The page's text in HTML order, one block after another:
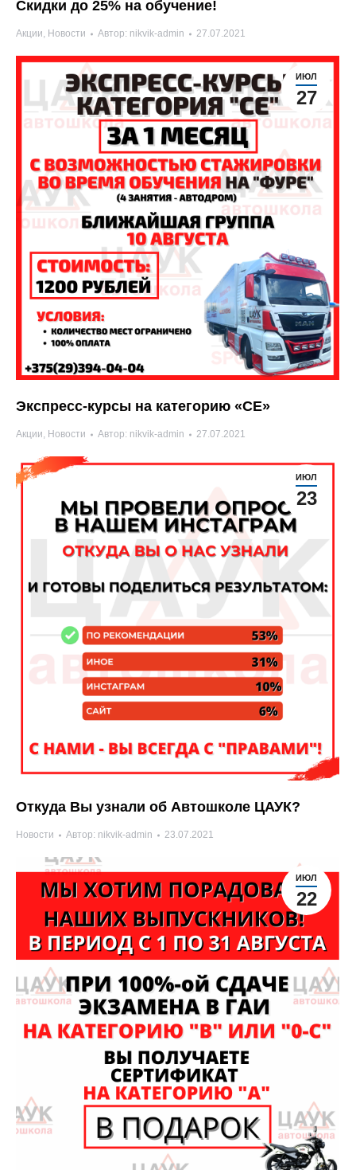
Скидки до 25% на обучение!
Акции, Новости Автор: nikvik-admin 27.07.2021
ИЮЛ
27
Экспресс-курсы на категорию «СЕ»
Акции, Новости Автор: nikvik-admin 27.07.2021
ИЮЛ
23
Откуда Вы узнали об Автошколе ЦАУК?
Новости Автор: nikvik-admin 23.07.2021
ИЮЛ
22